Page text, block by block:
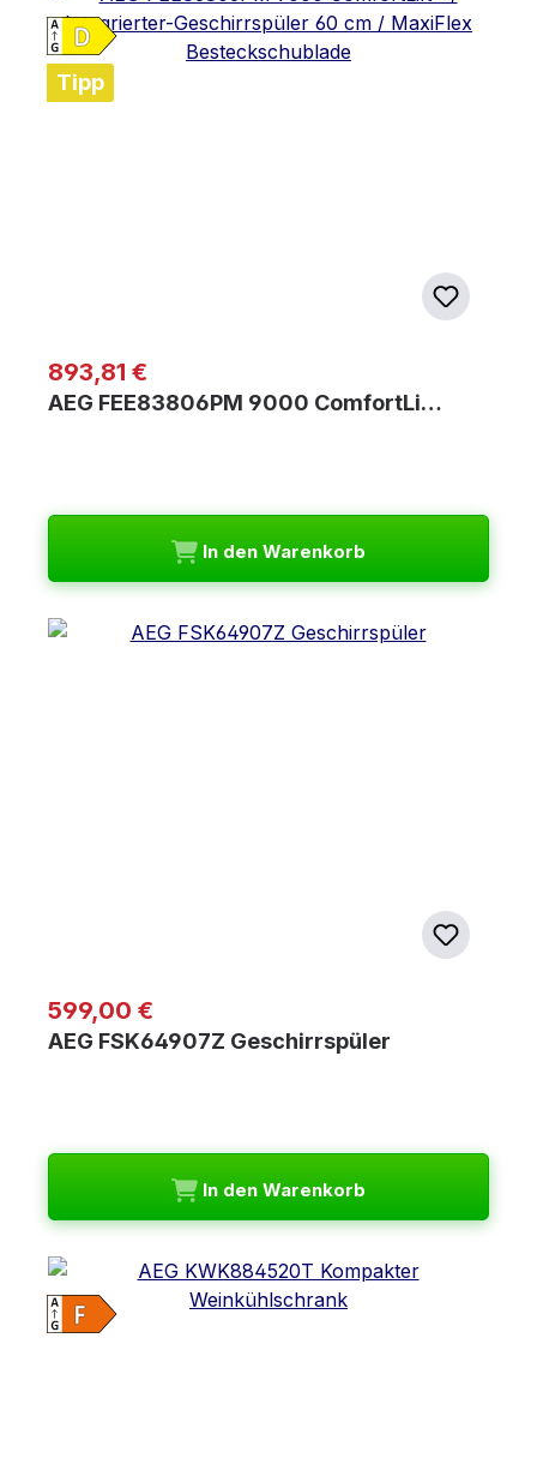
Tipp
Regulärer Preis:
893,81 €
AEG FEE83806PM 9000 ComfortLi…
In den Warenkorb
Regulärer Preis:
599,00 €
AEG FSK64907Z Geschirrspüler
In den Warenkorb